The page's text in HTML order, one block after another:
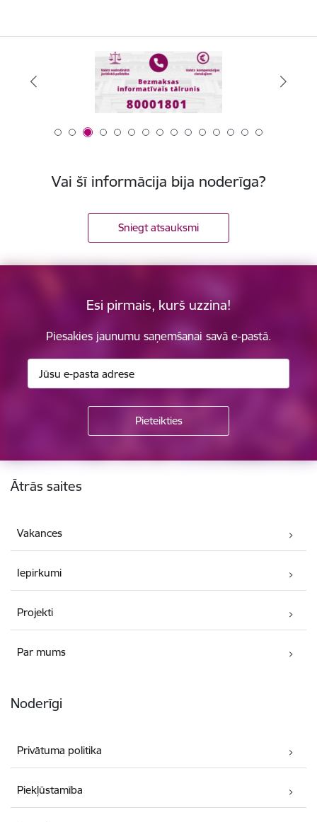
Vai šī informācija bija noderīga?
Sniegt atsauksmi
Esi pirmais, kurš uzzina!
Piesakies jaunumu saņemšanai savā e-pastā.
Kājene
Ātrās saites
Vakances
Iepirkumi
Projekti
Par mums
Noderīgi
Privātuma politika
Piekļūstamība